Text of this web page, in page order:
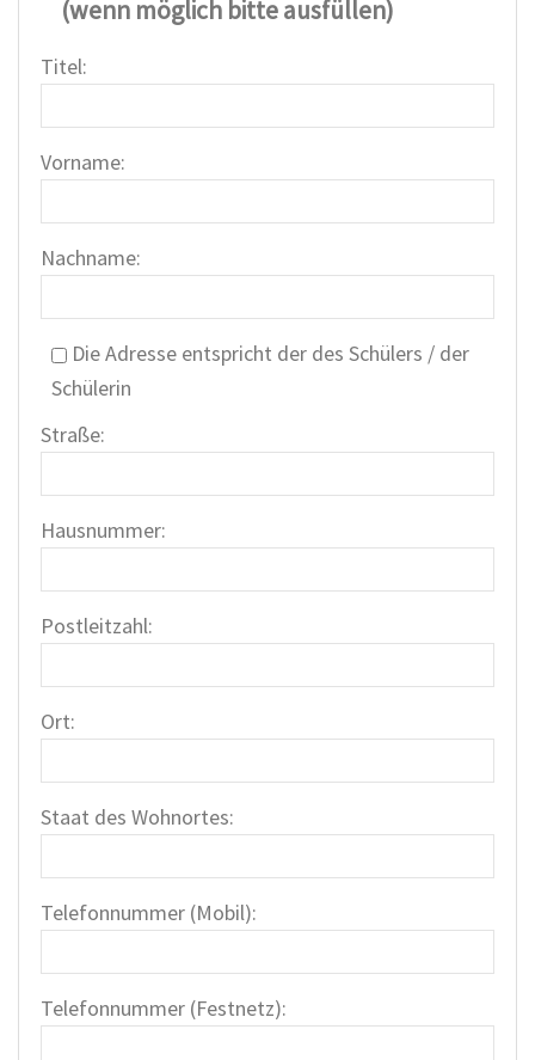
(wenn möglich bitte ausfüllen)
Titel:
Vorname:
Nachname:
Die Adresse entspricht der des Schülers / der
Schülerin
Straße:
Hausnummer:
Postleitzahl:
Ort:
Staat des Wohnortes:
Telefonnummer (Mobil):
Telefonnummer (Festnetz):